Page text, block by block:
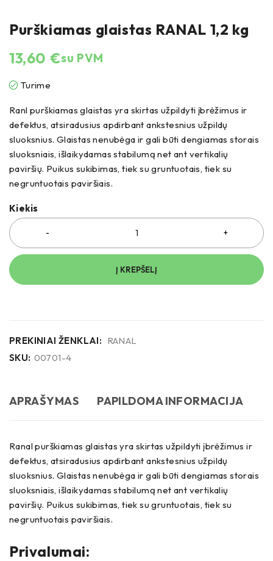
Purškiamas glaistas RANAL 1,2 kg
13,60 €su PVM
Turime
Ranl purškiamas glaistas yra skirtas užpildyti įbrėžimus ir
defektus, atsiradusius apdirbant ankstesnius užpildų
sluoksnius. Glaistas nenubėga ir gali būti dengiamas storais
sluoksniais, išlaikydamas stabilumą net ant vertikalių
paviršių. Puikus sukibimas, tiek su gruntuotais, tiek su
negruntuotais paviršiais.
Kiekis
Į KREPŠELĮ
PREKINIAI ŽENKLAI: RANAL
SKU: 00701-4
APRAŠYMAS PAPILDOMA INFORMACIJA
Ranal purškiamas glaistas yra skirtas užpildyti įbrėžimus ir
defektus, atsiradusius apdirbant ankstesnius užpildų
sluoksnius. Glaistas nenubėga ir gali būti dengiamas storais
sluoksniais, išlaikydamas stabilumą net ant vertikalių
paviršių. Puikus sukibimas, tiek su gruntuotais, tiek su
negruntuotais paviršiais.
Privalumai: